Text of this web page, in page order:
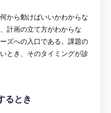
から動けばいいかわからな
計画の立て方がわからな
ズへの入口である。課題の
とき、そのタイミングが診
るとき